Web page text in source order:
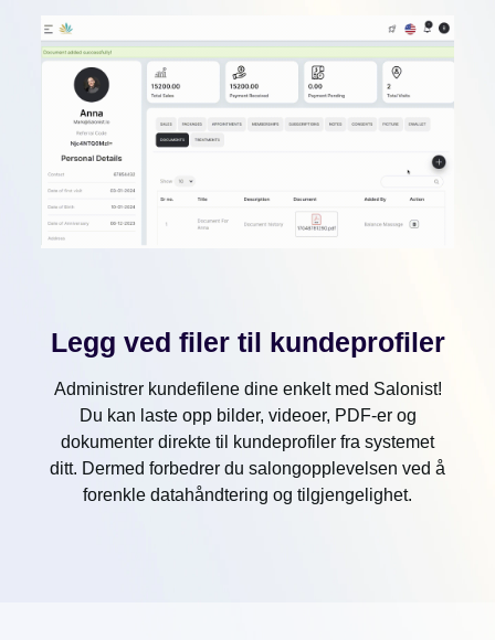
Legg ved filer til kundeprofiler
Administrer kundefilene dine enkelt med Salonist!
Du kan laste opp bilder, videoer, PDF-er og
dokumenter direkte til kundeprofiler fra systemet
ditt. Dermed forbedrer du salongopplevelsen ved å
forenkle datahåndtering og tilgjengelighet.